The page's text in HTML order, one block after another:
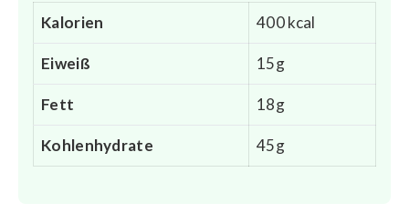
Kalorien 400 kcal
Eiweiß 15g
Fett 18g
Kohlenhydrate 45g